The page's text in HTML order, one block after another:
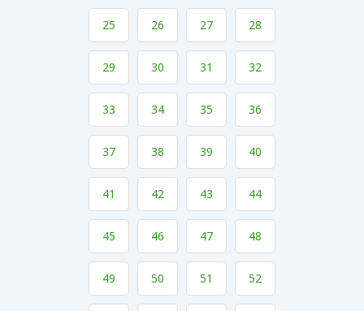
25 26 27 28
29 30 31 32
33 34 35 36
37 38 39 40
41 42 43 44
45 46 47 48
49 50 51 52